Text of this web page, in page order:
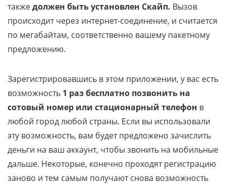
такжедолжен быть установлен Скайп. Вызов
происходит через интернет-соединение, и считается
по мегабайтам, соответственно вашему пакетному
предложению.
Зарегистрировавшись в этом приложении, у вас есть
возможность 1 раз бесплатно позвонить на
сотовый номер или стационарный телефон в
любой город любой страны. Если вы использовали
эту возможность, вам будет предложено зачислить
деньги на ваш аккаунт, чтобы звонить на мобильные
дальше. Некоторые, конечно проходят регистрацию
заново и тем самым получают снова возможность